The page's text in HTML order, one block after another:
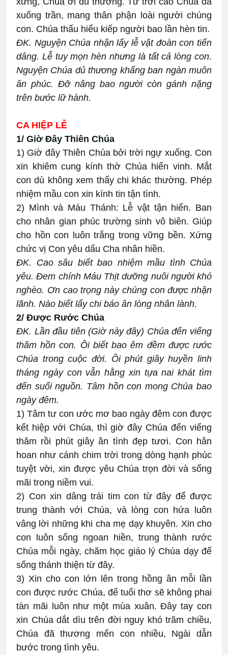
xuống trần, mang thân phận loài người chúng
con. Chúa thấu hiểu kiếp người bao lần hèn tin.
ĐK. Nguyện Chúa nhận lấy lễ vật đoàn con tiến
dâng. Lễ tuy mọn hèn nhưng là tất cả lòng con.
Nguyện Chúa dủ thương khấng ban ngàn muôn
ân phúc. Đỡ nâng bao người còn gánh nặng
trên bước lữ hành.
CA HIỆP LỄ
1/ Giờ Đây Thiên Chúa
1) Giờ đây Thiên Chúa bởi trời ngự xuống. Con
xin khiêm cung kính thờ Chúa hiển vinh. Mắt
con dù không xem thấy chi khác thường. Phép
nhiệm mầu con xin kính tin tận tình.
2) Mình và Máu Thánh: Lễ vật tận hiến. Ban
cho nhân gian phúc trường sinh vô biên. Giúp
cho hồn con luôn trắng trong vững bền. Xứng
chức vị Con yêu dấu Cha nhân hiền.
ĐK. Cao sâu biết bao nhiệm mầu tình Chúa
yêu. Đem chính Máu Thịt dưỡng nuôi người khó
nghèo. Ơn cao trọng này chúng con được nhận
lãnh. Nào biết lấy chi báo ân lòng nhân lành.
2/ Được Rước Chúa
ĐK. Lần đầu tiên (Giờ này đây) Chúa đến viếng
thăm hồn con. Ôi biết bao êm đềm được rước
Chúa trong cuộc đời. Ôi phút giây huyền linh
tháng ngày con vẫn hằng xin tựa nai khát tìm
đến suối nguồn. Tâm hồn con mong Chúa bao
ngày đêm.
1) Tâm tư con ước mơ bao ngày đêm con được
kết hiệp với Chúa, thì giờ đây Chúa đến viếng
thăm rồi phút giây ân tình đẹp tươi. Con hân
hoan như cánh chim trời trong dòng hạnh phúc
tuyệt vời, xin được yêu Chúa trọn đời và sống
mãi trong niềm vui.
2) Con xin dâng trái tim con từ đây để được
trung thành với Chúa, và lòng con hứa luôn
vâng lời những khi cha mẹ dạy khuyên. Xin cho
con luôn sống ngoan hiền, trung thành rước
Chúa mỗi ngày, chăm học giáo lý Chúa dạy để
sống thánh thiện từ đây.
3) Xin cho con lớn lên trong hồng ân mỗi lần
con được rước Chúa, để tuổi thơ sẽ không phai
tàn mãi luôn như một mùa xuân. Đây tay con
xin Chúa dắt dìu trên đời nguy khó trăm chiều,
Chúa đã thương mến con nhiều, Ngài dẫn
bước trong tình yêu.